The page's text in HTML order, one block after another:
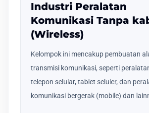
Industri Peralatan
Komunikasi Tanpa
(Wireless)
Kelompok ini mencakup pembuatan
transmisi komunikasi, seperti
telepon selular, tablet seluler, dan
komunikasi bergerak (mobile) dan